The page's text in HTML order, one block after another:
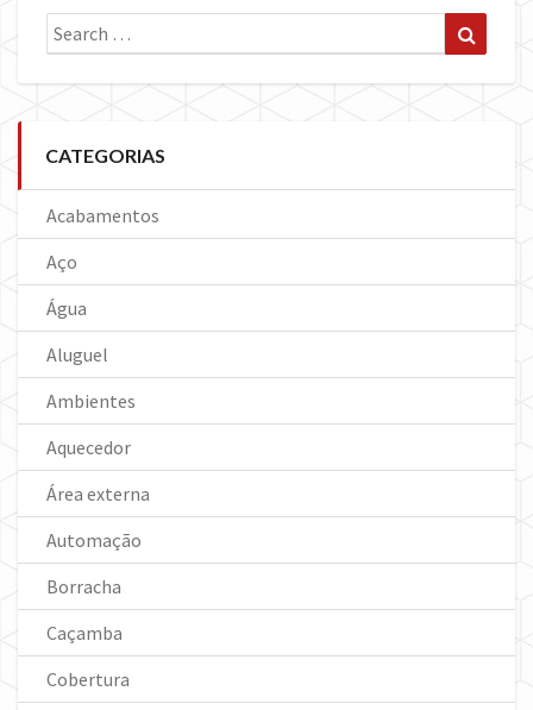
Search
for:
CATEGORIAS
Acabamentos
Aço
Água
Aluguel
Ambientes
Aquecedor
Área externa
Automação
Borracha
Caçamba
Cobertura